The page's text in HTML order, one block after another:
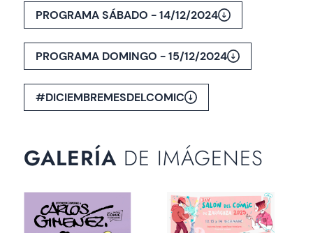
PROGRAMA SÁBADO - 14/12/2024
PROGRAMA DOMINGO - 15/12/2024
#DICIEMBREMESDELCOMIC
GALERÍADE IMÁGENES